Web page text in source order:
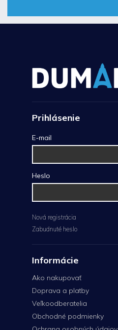
Prihlásenie
E-mail
Heslo
Nová registrácia
Zabudnuté heslo
Informácie
Ako nakupovať
Doprava a platby
Veľkoodberatelia
Obchodné podmienky